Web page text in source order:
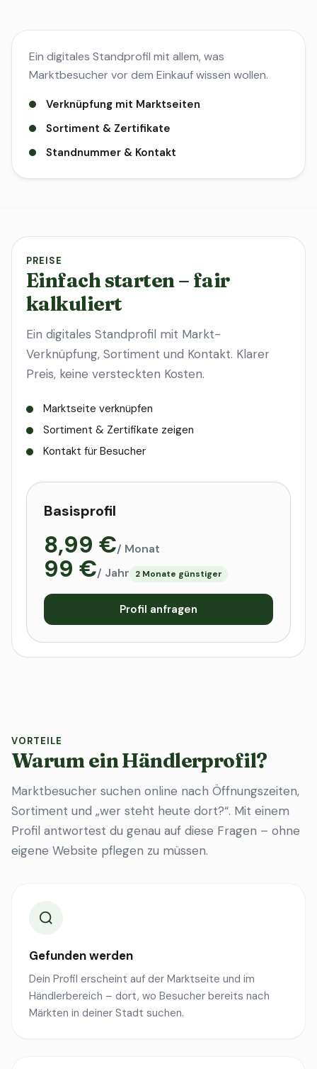
Ein digitales Standprofil mit allem, was
Marktbesucher vor dem Einkauf wissen wollen.
Verknüpfung mit Marktseiten
Sortiment & Zertifikate
Standnummer & Kontakt
PREISE
Einfach starten – fair
kalkuliert
Ein digitales Standprofil mit Markt-
Verknüpfung, Sortiment und Kontakt. Klarer
Preis, keine versteckten Kosten.
Marktseite verknüpfen
Sortiment & Zertifikate zeigen
Kontakt für Besucher
Basisprofil
8,99 €/ Monat
99 €/ Jahr 2 Monate günstiger
Profil anfragen
VORTEILE
Warum ein Händlerprofil?
Marktbesucher suchen online nach Öffnungszeiten,
Sortiment und „wer steht heute dort?“. Mit einem
Profil antwortest du genau auf diese Fragen – ohne
eigene Website pflegen zu müssen.
Gefunden werden
Dein Profil erscheint auf der Marktseite und im
Händlerbereich – dort, wo Besucher bereits nach
Märkten in deiner Stadt suchen.